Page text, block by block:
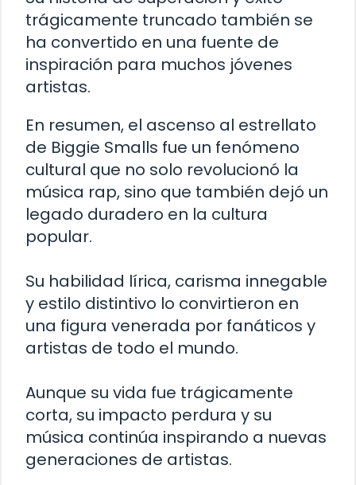
trágicamente truncado también se
ha convertido en una fuente de
inspiración para muchos jóvenes
artistas.
En resumen, el ascenso al estrellato
de Biggie Smalls fue un fenómeno
cultural que no solo revolucionó la
música rap, sino que también dejó un
legado duradero en la cultura
popular.
Su habilidad lírica, carisma innegable
y estilo distintivo lo convirtieron en
una figura venerada por fanáticos y
artistas de todo el mundo.
Aunque su vida fue trágicamente
corta, su impacto perdura y su
música continúa inspirando a nuevas
generaciones de artistas.